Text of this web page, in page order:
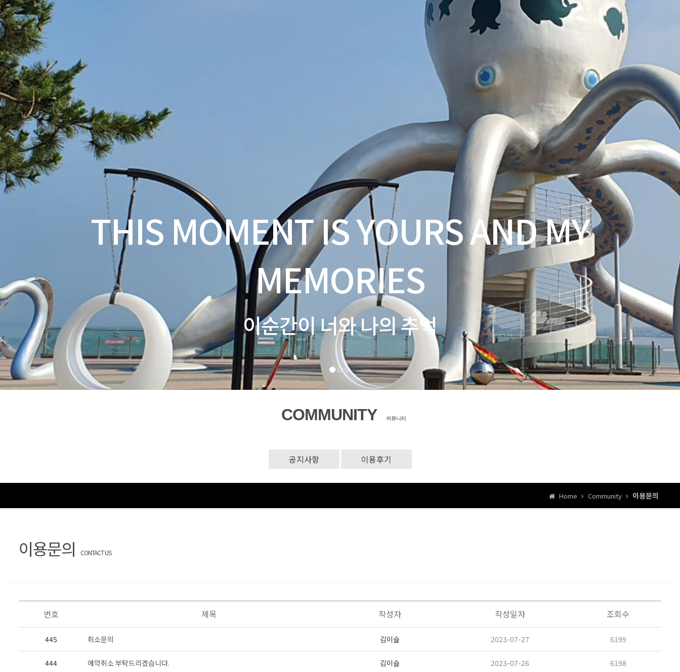
COMMUNITY 커뮤니티
공지사항 이용후기
Home Community 이용문의
이용문의 CONTACT US
번호 제목 작성자 작성일자 조회수
445 취소문의 김이슬 2023-07-27 6199
444 예약취소 부탁드리겠습니다. 김이슬 2023-07-26 6198